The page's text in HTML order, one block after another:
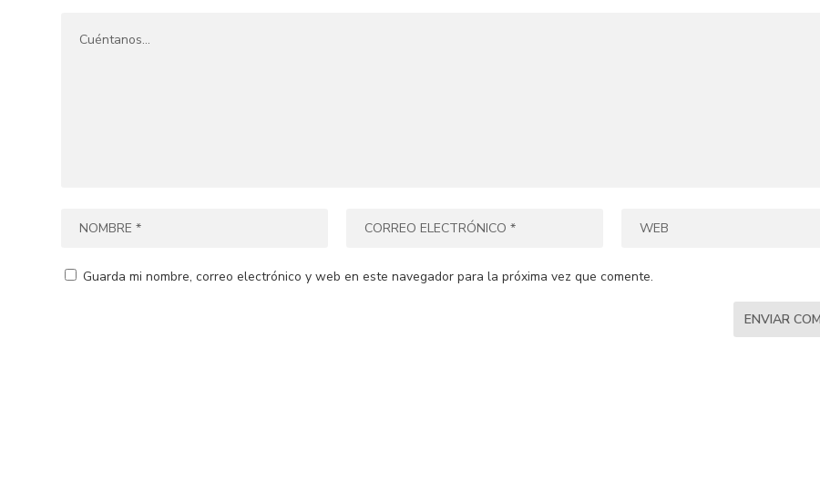
Guarda mi nombre, correo electrónico y web en este navegador para la próxima vez que comente.